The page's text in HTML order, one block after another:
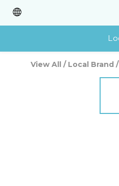
View All / Local Brand /